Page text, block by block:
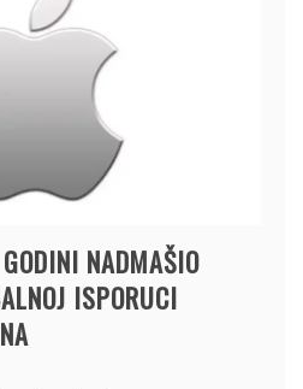
NADMAŠIO
ISPORUCI